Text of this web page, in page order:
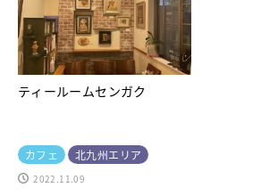
ティールームセンガク
カフェ 北九州エリア
2022.11.09